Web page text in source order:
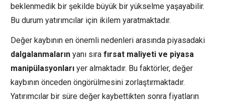
beklenmedik bir şekilde büyük bir yükselme yaşayabilir.
Bu durum yatırımcılar için ikilem yaratmaktadır.
Değer kaybının en önemli nedenleri arasında piyasadaki
dalgalanmaların yanı sıra fırsat maliyeti ve piyasa
manipülasyonları yer almaktadır. Bu faktörler, değer
kaybının önceden öngörülmesini zorlaştırmaktadır.
Yatırımcılar bir süre değer kaybettikten sonra fiyatların